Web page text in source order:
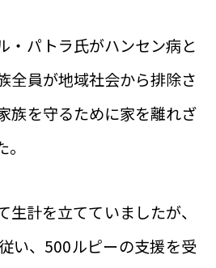
・パトラ氏がハンセン病と
全員が地域社会から排除さ
族を守るために家を離れざ
生計を立てていましたが、
い、500ルピーの支援を受